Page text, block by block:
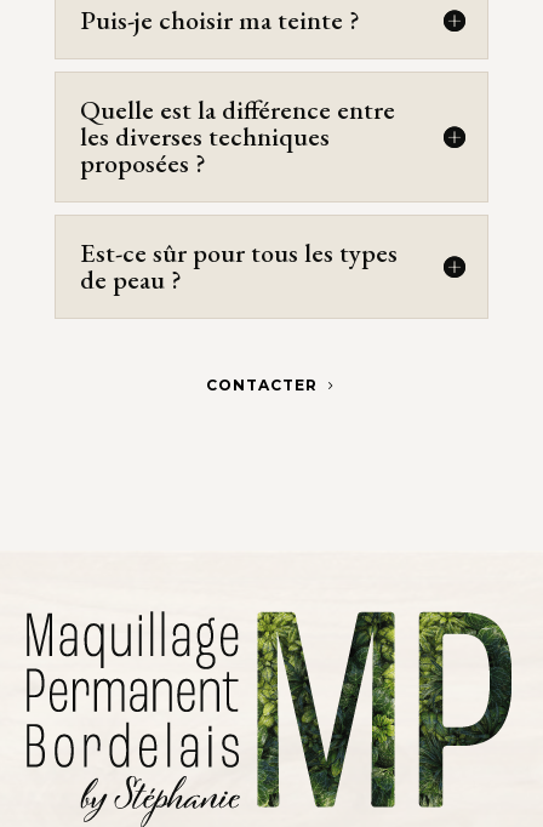
Puis-je choisir ma teinte ?
Quelle est la différence entre
les diverses techniques
proposées ?
Est-ce sûr pour tous les types
de peau ?
CONTACTER